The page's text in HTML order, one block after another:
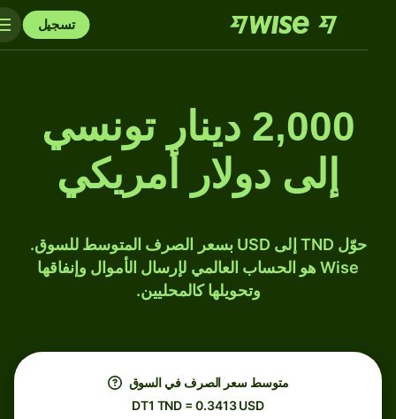
تسجيل
2,000 دينار تونسي
إلى دولار أمريكي
حوّل TND إلى USD بسعر الصرف المتوسط للسوق.
Wise هو الحساب العالمي لإرسال الأموال وإنفاقها
وتحويلها كالمحليين.
متوسط ​​سعر الصرف في السوق
DT1 TND = 0.3413 USD